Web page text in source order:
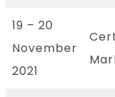
19 – 20
November
2021